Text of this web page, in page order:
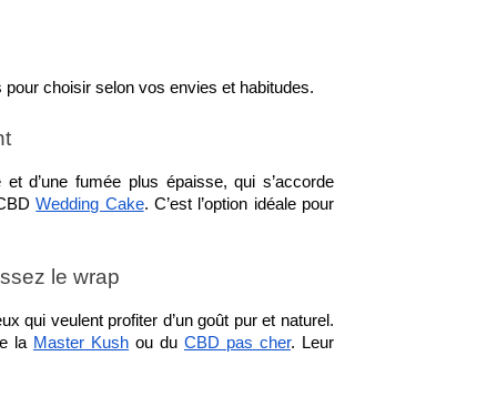
pour choisir selon vos envies et habitudes.
d’une fumée plus épaisse, qui s’accorde
Wedding Cake. C’est l’option idéale pour
le wrap
qui veulent profiter d’un goût pur et naturel.
la Master Kush ou du CBD pas cher. Leur